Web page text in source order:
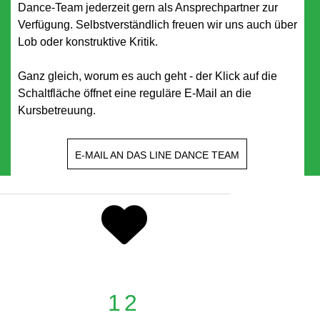
Dance-Team jederzeit gern als Ansprechpartner zur
Verfügung. Selbstverständlich freuen wir uns auch über
Lob oder konstruktive Kritik.
Ganz gleich, worum es auch geht - der Klick auf die
Schaltfläche öffnet eine reguläre E-Mail an die
Kursbetreuung.
E-MAIL AN DAS LINE DANCE TEAM
12